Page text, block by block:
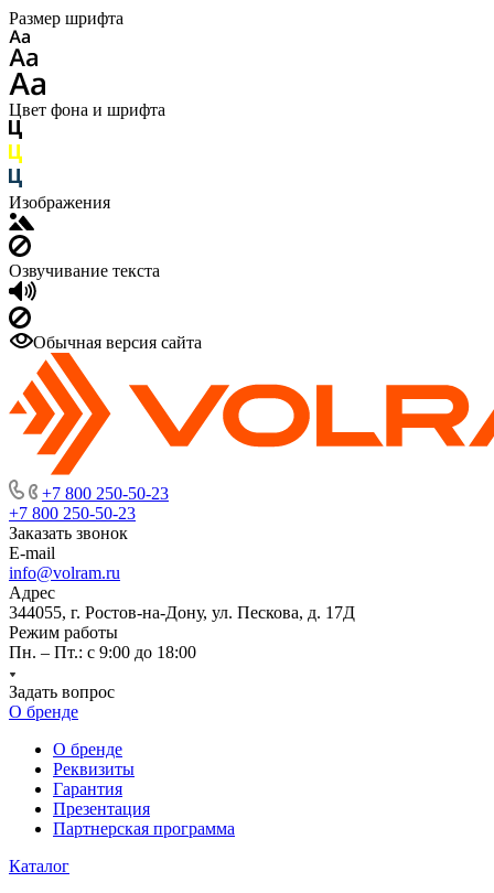
Размер шрифта
Цвет фона и шрифта
Изображения
Озвучивание текста
Обычная версия сайта
+7 800 250-50-23
+7 800 250-50-23
Заказать звонок
E-mail
info@volram.ru
Адрес
344055, г. Ростов-на-Дону, ул. Пескова, д. 17Д
Режим работы
Пн. – Пт.: с 9:00 до 18:00
Задать вопрос
О бренде
О бренде
Реквизиты
Гарантия
Презентация
Партнерская программа
Каталог